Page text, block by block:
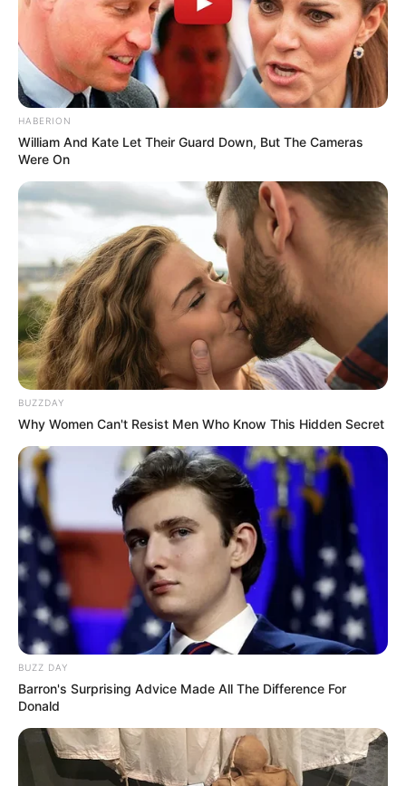
HABERION
William And Kate Let Their Guard Down, But The Cameras
Were On
BUZZDAY
Why Women Can't Resist Men Who Know This Hidden Secret
BUZZ DAY
Barron's Surprising Advice Made All The Difference For
Donald